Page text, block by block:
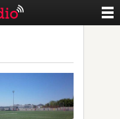
Esports